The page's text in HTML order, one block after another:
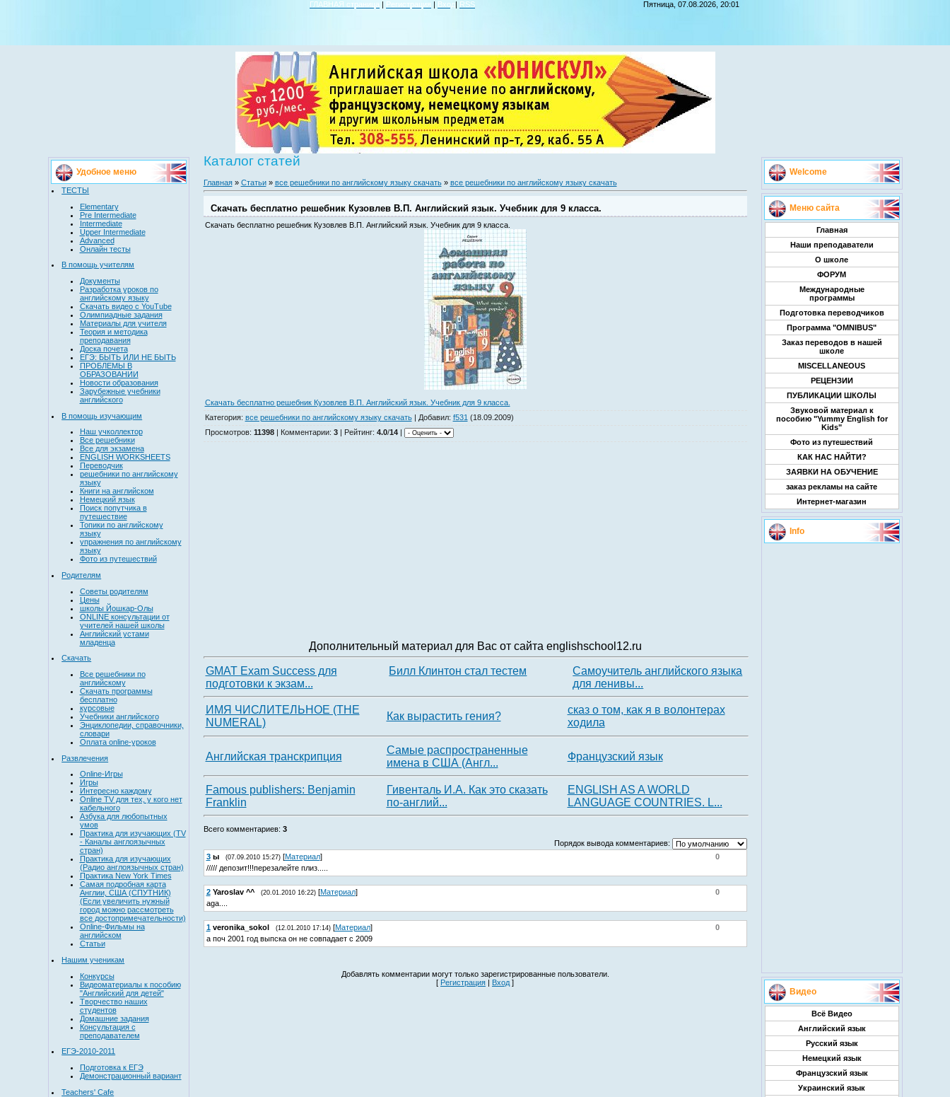
ГЛАВНАЯ страница | Регистрация | Вход| RSS Пятница, 07.08.2026, 20:01
Удобное меню
ТЕСТЫ
Elementary
Pre Intermediate
Intermediate
Upper Intermediate
Advanced
Онлайн тесты
В помощь учителям
Документы
Разработка уроков по
английскому языку
Скачать видео с YouTube
Олимпиадные задания
Материалы для учителя
Теория и методика
преподавания
Доска почета
ЕГЭ: БЫТЬ ИЛИ НЕ БЫТЬ
ПРОБЛЕМЫ В
ОБРАЗОВАНИИ
Новости образования
Зарубежные учебники
английского
В помощь изучающим
Наш учколлектор
Все решебники
Все для экзамена
ENGLISH WORKSHEETS
Переводчик
решебники по английскому
языку
Книги на английском
Немецкий язык
Поиск попутчика в
путешествие
Топики по английскому
языку
упражнения по английскому
языку
Фото из путешествий
Родителям
Советы родителям
Цены
школы Йошкар-Олы
ONLINE консультации от
учителей нашей школы
Английский устами
младенца
Скачать
Все решебники по
английскому
Скачать программы
бесплатно
курсовые
Учебники английского
Энциклопедии, справочники,
словари
Оплата online-уроков
Развлечения
Online-Игры
Игры
Интересно каждому
Online TV для тех, у кого нет
кабельного
Азбука для любопытных
умов
Практика для изучающих (TV
- Каналы англоязычных
стран)
Практика для изучающих
(Радио англоязычных стран)
Практика New York Times
Самая подробная карта
Англии, США (СПУТНИК)
(Если увеличить нужный
город можно рассмотреть
все достопримечательности)
Online-Фильмы на
английском
Статьи
Нашим ученикам
Конкурсы
Видеоматериалы к пособию
"Английский для детей"
Творчество наших
студентов
Домашние задания
Консультация с
преподавателем
ЕГЭ-2010-2011
Подготовка к ЕГЭ
Демонстрационный вариант
Teachers' Cafe
Каталог статей
Главная» Статьи» все решебники по английскому языку скачать» все решебники по английскому языку скачать
Скачать бесплатно решебник Кузовлев В.П. Английский язык. Учебник для 9 класса.
Скачать бесплатно решебник Кузовлев В.П. Английский язык. Учебник для 9 класса.
Скачать бесплатно решебник Кузовлев В.П. Английский язык. Учебник для 9 класса.
Категория: все решебники по английскому языку скачать| Добавил: f531 (18.09.2009)
Просмотров: 11398| Комментарии: 3| Рейтинг: 4.0/14|
Дополнительный материал для Вас от сайта englishschool12.ru
GMAT Exam Success для
подготовки к экзам...
Билл Клинтон стал тестем
Самоучитель английского языка
для ленивы...
ИMЯ ЧИСЛИТЕЛЬНОЕ (THE
NUMЕRAL)
Как вырастить гения?
сказ о том, как я в волонтерах
ходила
Английская транскрипция
Самые распространенные
имена в США (Англ...
Французский язык
Famous publishers: Benjamin
Franklin
Гивенталь И.А. Как это сказать
по-англий...
ENGLISH AS A WORLD
LANGUAGE COUNTRIES. L...
Всего комментариев: 3
Порядок вывода комментариев:
0
3 ы (07.09.2010 15:27)[Материал]
///// депозит!!!перезалейте плиз.....
0
2 Yaroslav ^^ (20.01.2010 16:22)[Материал]
aga....
0
1 veronika_sokol (12.01.2010 17:14)[Материал]
а поч 2001 год выпска он не совпадает с 2009
Добавлять комментарии могут только зарегистрированные пользователи.
[ Регистрация Вход]
Welcome
Меню сайта
Главная
Наши преподаватели
О школе
ФОРУМ
Международные
программы
Подготовка переводчиков
Программа "OMNIBUS"
Заказ переводов в нашей
школе
MISCELLANEOUS
РЕЦЕНЗИИ
ПУБЛИКАЦИИ ШКОЛЫ
Звуковой материал к
пособию "Yummy English for
Kids"
Фото из путешествий
КАК НАС НАЙТИ?
ЗАЯВКИ НА ОБУЧЕНИЕ
заказ рекламы на сайте
Интернет-магазин
Info
Видео
Всё Видео
Английский язык
Русский язык
Немецкий язык
Французский язык
Украинский язык